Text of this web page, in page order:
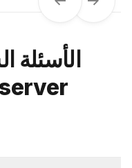
Previous
Next